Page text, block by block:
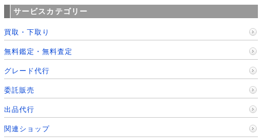
サービスカテゴリー
買取・下取り
無料鑑定・無料査定
グレード代行
委託販売
出品代行
関連ショップ